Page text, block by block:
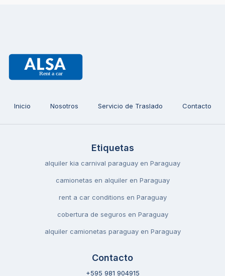
Inicio Nosotros Servicio de Traslado Contacto
Etiquetas
alquiler kia carnival paraguay en Paraguay
camionetas en alquiler en Paraguay
rent a car conditions en Paraguay
cobertura de seguros en Paraguay
alquiler camionetas paraguay en Paraguay
Contacto
+595 981 904915